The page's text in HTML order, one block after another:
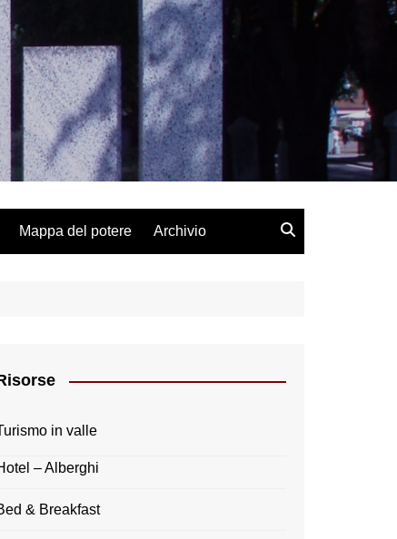
Mappa del potere Archivio
in valle
– Alberghi
& Breakfast